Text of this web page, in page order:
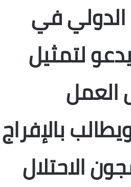
الدولي في
لتمثيل
العمل
بالإفراج
الاحتلال